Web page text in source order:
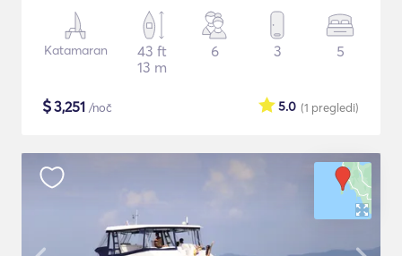
Katamaran
43 ft
13 m
6 3 5
$3,251 /noč (1 pregledi)
5.0